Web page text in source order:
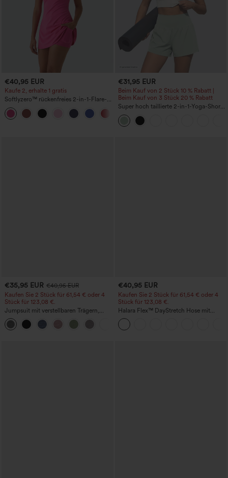
€40,95 EUR
Kaufe 2, erhalte 1 gratis
Softlyzero™ rückenfreies 2-in-1-Flare-
Trainingskleid – Wannabe – Easy Peezy
€31,95 EUR
Beim Kauf von 2 Stück 10 % Rabatt |
Beim Kauf von 3 Stück 20 % Rabatt
Super hoch taillierte 2-in-1-Yoga-Shorts
mit Gesäßtasche und Seitentasche-
längere Länge
€35,95 EUR €40,95 EUR
Kaufen Sie 2 Stück für 61,54 € oder 4
Stück für 123,08 €.
Jumpsuit mit verstellbaren Trägern,
gerafftem Detail, weitem Bein und
meliertem Stoff, lässig, mit Taschen -
Easy Peezy
€40,95 EUR
Kaufen Sie 2 Stück für 61,54 € oder 4
Stück für 123,08 €.
Halara Flex™ DayStretch Hose mit
mittlerer Bundhöhe, seitlicher
Reißverschlusstasche und
Work‑Flare‑Schnitt